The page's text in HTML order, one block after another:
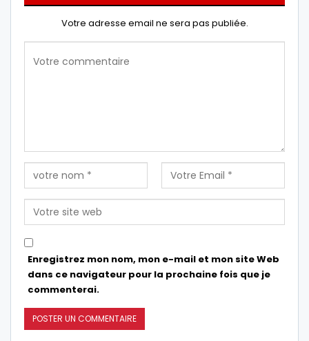
Votre adresse email ne sera pas publiée.
Enregistrez mon nom, mon e-mail et mon site Web
dans ce navigateur pour la prochaine fois que je
commenterai.